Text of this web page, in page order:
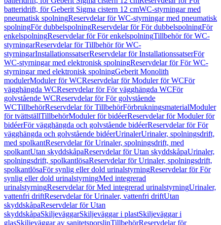
batteridrift, för Geberit Sigma cistern 12 cmWC-styrningar med
pneumatisk spolningReservdelar för WC-styrningar med pneumatisk
spolningFör dubbelspolningReservdelar för För dubbelspolningFör
enkelspolningReservdelar för För enkelspolningTillbehör för WC-
styrningarReservdelar för Tillbehör för WC-
styrningarInstallationssatserReservdelar för InstallationssatserFör
WC-styrningar med elektronisk spolningReservdelar för För WC-
styrningar med elektronisk spolningGeberit Monolith
modulerModuler för WCReservdelar för Moduler för WCFör
vägghängda WCReservdelar för För vägghängda WCFör
golvstående WCReservdelar för För golvstående
WCTillbehörReservdelar för TillbehörFörbrukningsmaterialModuler
för tvättställTillbehörModuler för bidéerReservdelar för Moduler för
bidéerFör vägghängda och golvstående bidéerReservdelar för För
vägghängda och golvstående bidéerUrinalerUrinaler, spolningsdrift,
med spolkantReservdelar för Urinaler, spolningsdrift, med
spolkantUtan skyddskåpaReservdelar för Utan skyddskåpaUrinaler,
spolningsdrift, spolkantlösaReservdelar för Urinaler, spolningsdrift,
spolkantlösaFör synlig eller dold urinalstyrningReservdelar för För
synlig eller dold urinalstyrningMed integrerad
urinalstyrningReservdelar för Med integrerad urinalstyrningUrinaler,
vattenfri driftReservdelar för Urinaler, vattenfri driftUtan
skyddskåpaReservdelar för Utan
skyddskåpaSkiljeväggarSkiljeväggar i plastSkiljeväggar i
glasSkiljeväggar av sanitetsporslinTillbehörReservdelar för